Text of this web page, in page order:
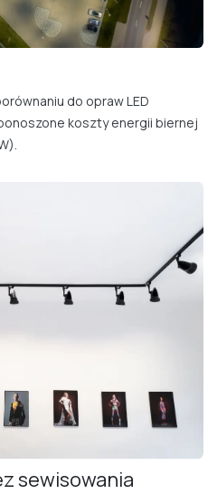
do opraw LED
koszty energii biernej
sewisowania